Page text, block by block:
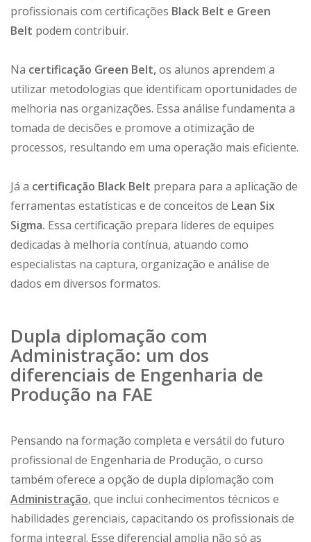
profissionais com certificações Black Belt e Green
Belt podem contribuir.
Na certificação Green Belt,os alunos aprendem a
utilizar metodologias que identificam oportunidades de
melhoria nas organizações. Essa análise fundamenta a
tomada de decisões e promove a otimização de
processos, resultando em uma operação mais eficiente.
Já a certificação Black Belt prepara para a aplicação de
ferramentas estatísticas e de conceitos de Lean Six
Sigma. Essa certificação prepara líderes de equipes
dedicadas à melhoria contínua, atuando como
especialistas na captura, organização e análise de
dados em diversos formatos.
Dupla diplomação com
Administração: um dos
diferenciais de Engenharia de
Produção na FAE
Pensando na formação completa e versátil do futuro
profissional de Engenharia de Produção, o curso
também oferece a opção de dupla diplomação com
Administração, que inclui conhecimentos técnicos e
habilidades gerenciais, capacitando os profissionais de
forma integral. Esse diferencial amplia não só as